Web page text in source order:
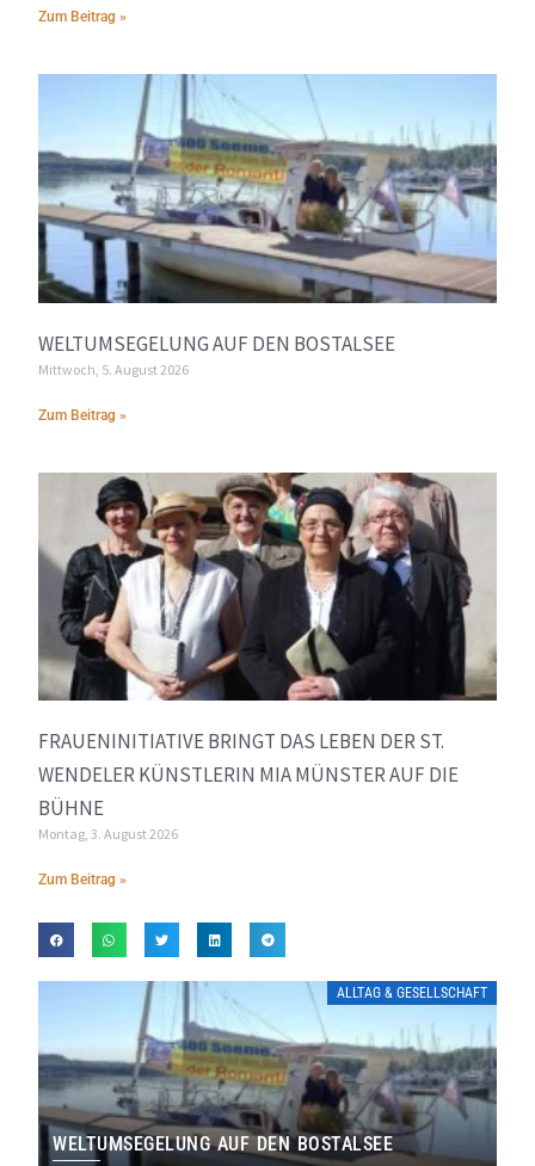
Zum Beitrag »
WELTUMSEGELUNG AUF DEN BOSTALSEE
Mittwoch, 5. August 2026
Zum Beitrag »
FRAUENINITIATIVE BRINGT DAS LEBEN DER ST.
WENDELER KÜNSTLERIN MIA MÜNSTER AUF DIE
BÜHNE
Montag, 3. August 2026
Zum Beitrag »
ALLTAG & GESELLSCHAFT
WELTUMSEGELUNG AUF DEN BOSTALSEE